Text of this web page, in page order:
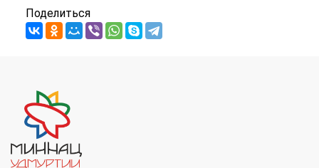
Поделиться